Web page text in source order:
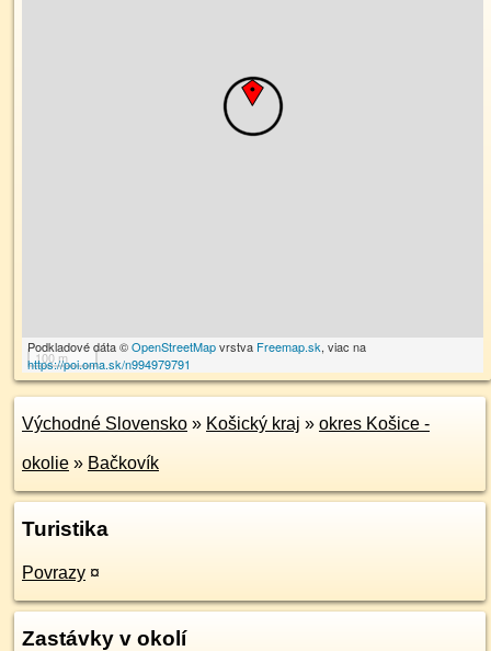
100 m
Podkladové dáta ©OpenStreetMapvrstva Freemap.sk, viac na
https://poi.oma.sk/n994979791
Východné Slovensko » Košický kraj » okres Košice -
okolie » Bačkovík
Turistika
Povrazy ¤
Zastávky v okolí